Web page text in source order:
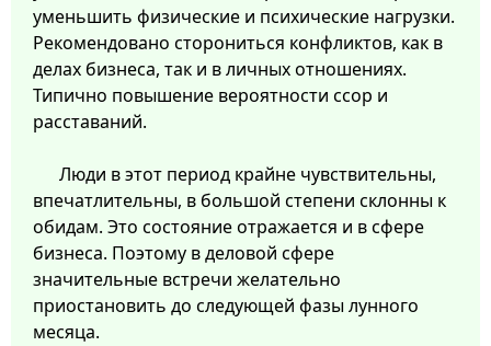
уменьшить физические и психические нагрузки.
Рекомендовано сторониться конфликтов, как в
делах бизнеса, так и в личных отношениях.
Типично повышение вероятности ссор и
расставаний.
Люди в этот период крайне чувствительны,
впечатлительны, в большой степени склонны к
обидам. Это состояние отражается и в сфере
бизнеса. Поэтому в деловой сфере
значительные встречи желательно
приостановить до следующей фазы лунного
месяца.